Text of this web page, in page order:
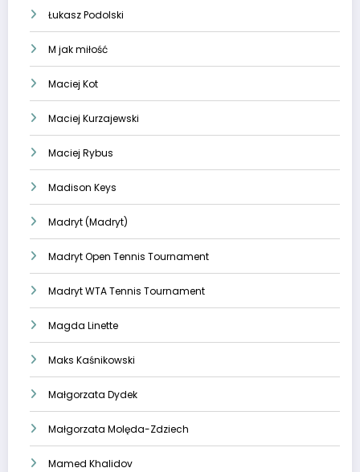
Łukasz Podolski
M jak miłość
Maciej Kot
Maciej Kurzajewski
Maciej Rybus
Madison Keys
Madryt (Madryt)
Madryt Open Tennis Tournament
Madryt WTA Tennis Tournament
Magda Linette
Maks Kaśnikowski
Małgorzata Dydek
Małgorzata Molęda-Zdziech
Mamed Khalidov